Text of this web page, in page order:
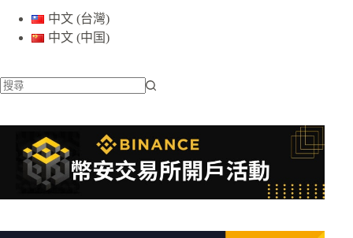
中文 (台灣)
中文 (中国)
不
條